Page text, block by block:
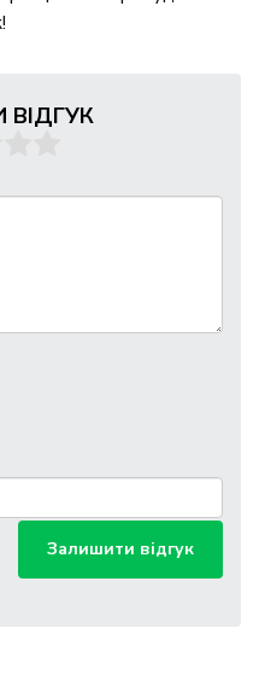
ВІДГУК
Залишити відгук